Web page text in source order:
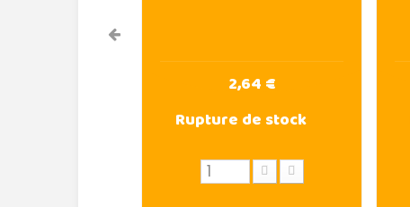
2,64 €
Rupture de stock